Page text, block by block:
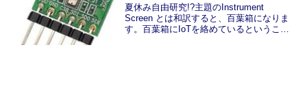
夏休み自由研究!?主題のInstrument
Screen とは和訳すると、百葉箱になりま
す。百葉箱にIoTを絡めているということ